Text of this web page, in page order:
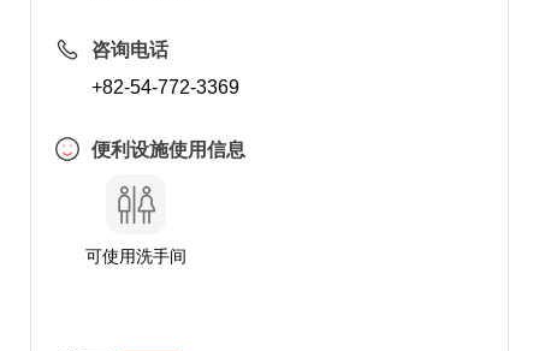
咨询电话
+82-54-772-3369
便利设施使用信息
可使用洗手间